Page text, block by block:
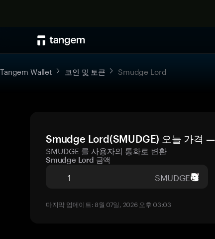
Tangem Wallet 코인 및 토큰 Smudge Lord
Smudge Lord(SMUDGE) 오늘 가격 —
SMUDGE 를 사용자의 통화로 변환
Smudge Lord 금액
SMUDGE
마지막 업데이트: 8월 07일, 2026 오후 03:03